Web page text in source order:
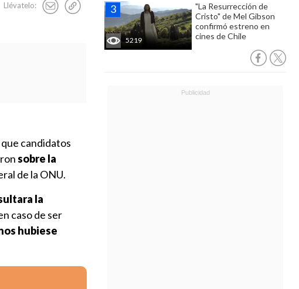
Llévatelo:
5219
"La Resurrección de
Cristo" de Mel Gibson
confirmó estreno en
cines de Chile
que candidatos
sobre la
de la ONU.
la
caso de ser
hubiese